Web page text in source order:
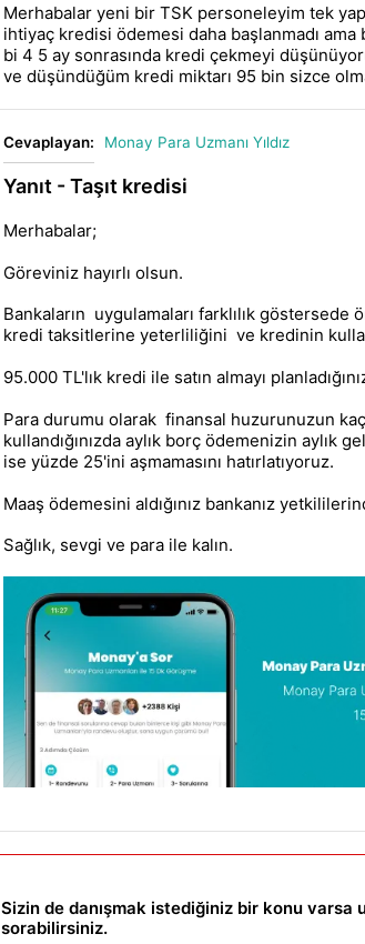
Merhabalar yeni bir TSK personeleyim tek
ihtiyaç kredisi ödemesi daha başlanmadı ama
bi 4 5 ay sonrasında kredi çekmeyi
ve düşündüğüm kredi miktarı 95 bin sizce olma
Cevaplayan: Monay Para Uzmanı Yıldız
Yanıt - Taşıt kredisi
Merhabalar;
Göreviniz hayırlı olsun.
Bankaların uygulamaları farklılık
kredi taksitlerine yeterliliğini ve kredinin
95.000 TL'lık kredi ile satın almayı
Para durumu olarak finansal huzurunuzun
kullandığınızda aylık borç ödemenizin aylık
ise yüzde 25'ini aşmamasını hatırlatıyoruz.
Maaş ödemesini aldığınız bankanız
Sağlık, sevgi ve para ile kalın.
Sizin de danışmak istediğiniz bir konu varsa
sorabilirsiniz.